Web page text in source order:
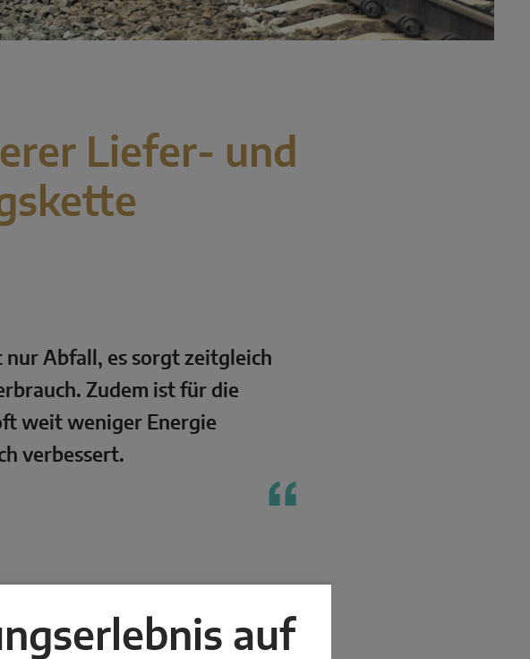
Liefer- und
nur Abfall, es sorgt zeitgleich
Zudem ist für die
weit weniger Energie
verbessert.
auf